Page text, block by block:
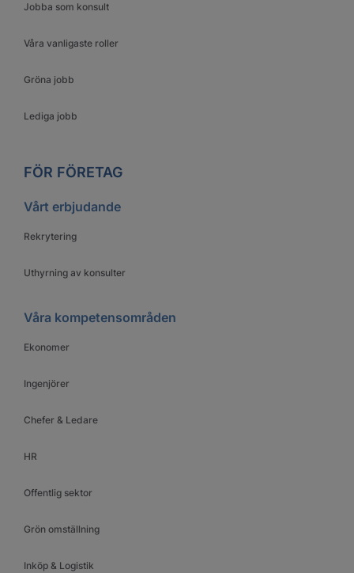
Jobba som konsult
Våra vanligaste roller
Gröna jobb
Lediga jobb
FÖR FÖRETAG
Vårt erbjudande
Rekrytering
Uthyrning av konsulter
Våra kompetensområden
Ekonomer
Ingenjörer
Chefer & Ledare
HR
Offentlig sektor
Grön omställning
Inköp & Logistik